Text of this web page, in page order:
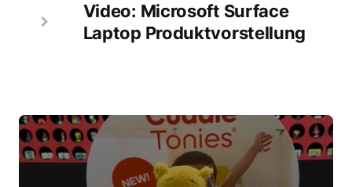
Video: Microsoft Surface
Laptop Produktvorstellung